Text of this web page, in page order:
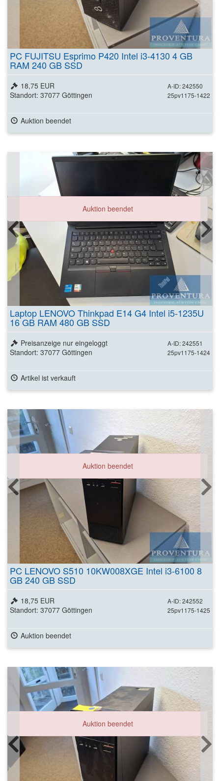
PC FUJITSU Esprimo P420 Intel i3-4130 4 GB
RAM 240 GB SSD
A-ID: 242550
25pv1175-1422
18,75 EUR
Standort: 37077 Göttingen
Auktion beendet
Auktion beendet
Laptop LENOVO Thinkpad E14 G4 Intel i5-1235U
16 GB RAM 480 GB SSD
A-ID: 242551
25pv1175-1424
Preisanzeige nur eingeloggt
Standort: 37077 Göttingen
Artikel ist verkauft
Auktion beendet
PC LENOVO S510 10KW008XGE Intel i3-6100 8
GB 240 GB SSD
A-ID: 242552
25pv1175-1425
18,75 EUR
Standort: 37077 Göttingen
Auktion beendet
Auktion beendet